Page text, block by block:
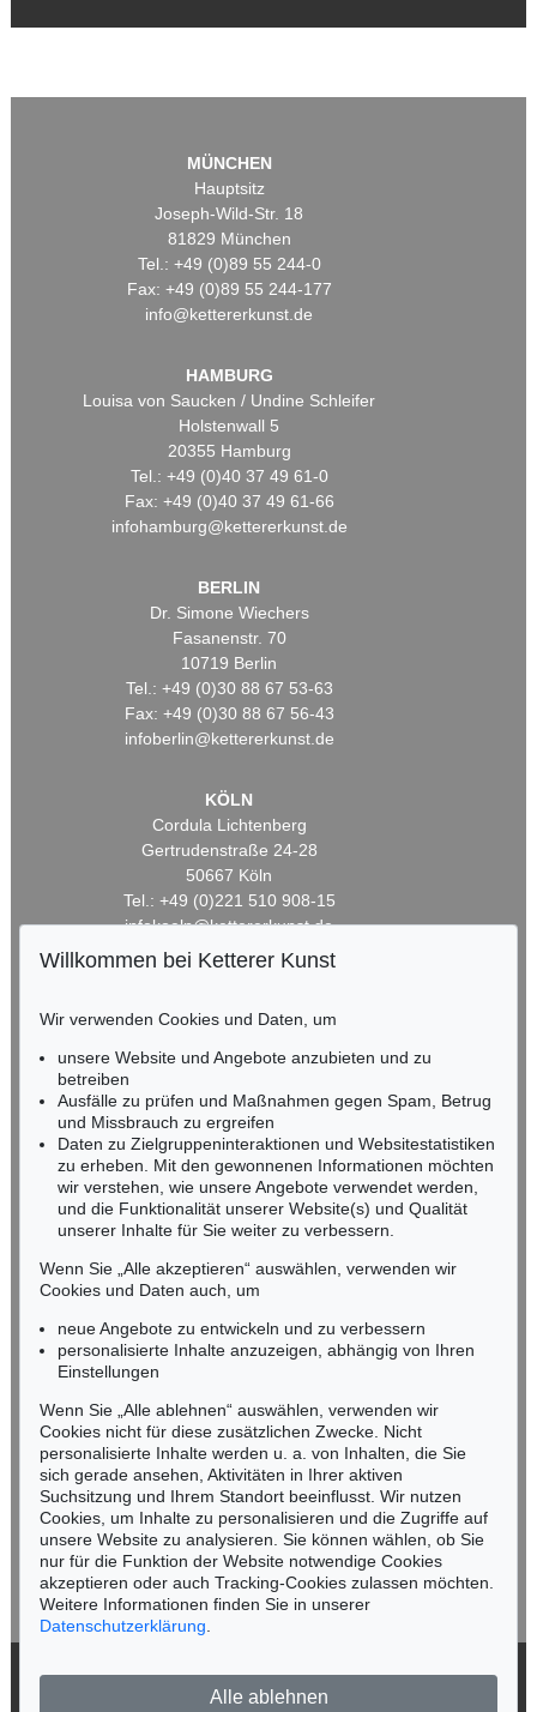
MÜNCHEN
Hauptsitz
Joseph-Wild-Str. 18
81829 München
Tel.: +49 (0)89 55 244-0
Fax: +49 (0)89 55 244-177
info@kettererkunst.de
HAMBURG
Louisa von Saucken / Undine Schleifer
Holstenwall 5
20355 Hamburg
Tel.: +49 (0)40 37 49 61-0
Fax: +49 (0)40 37 49 61-66
infohamburg@kettererkunst.de
BERLIN
Dr. Simone Wiechers
Fasanenstr. 70
10719 Berlin
Tel.: +49 (0)30 88 67 53-63
Fax: +49 (0)30 88 67 56-43
infoberlin@kettererkunst.de
KÖLN
Cordula Lichtenberg
Gertrudenstraße 24-28
50667 Köln
Tel.: +49 (0)221 510 908-15
infokoeln@kettererkunst.de
HESSEN
Miriam Heß
Tel.: +49 (0)62 21 58 80-038
Fax: +49 (0)62 21 58 80-595
infoheidelberg@kettererkunst.de
NORDDEUTSCHLAND
Nico Kassel, M.A.
Mobil: +49 (0)171 8618661
n.kassel@kettererkunst.de
Keine Auktion mehr verpassen!
Wir informieren Sie rechtzeitig.
Jetzt zum Newsletter anmelden >
Willkommen bei Ketterer Kunst
Wir verwenden Cookies und Daten, um
unsere Website und Angebote anzubieten und zu
betreiben
Ausfälle zu prüfen und Maßnahmen gegen Spam, Betrug
und Missbrauch zu ergreifen
Daten zu Zielgruppeninteraktionen und Websitestatistiken
zu erheben. Mit den gewonnenen Informationen möchten
wir verstehen, wie unsere Angebote verwendet werden,
und die Funktionalität unserer Website(s) und Qualität
unserer Inhalte für Sie weiter zu verbessern.
Wenn Sie „Alle akzeptieren“ auswählen, verwenden wir
Cookies und Daten auch, um
neue Angebote zu entwickeln und zu verbessern
personalisierte Inhalte anzuzeigen, abhängig von Ihren
Einstellungen
Wenn Sie „Alle ablehnen“ auswählen, verwenden wir
Cookies nicht für diese zusätzlichen Zwecke. Nicht
personalisierte Inhalte werden u. a. von Inhalten, die Sie
sich gerade ansehen, Aktivitäten in Ihrer aktiven
Suchsitzung und Ihrem Standort beeinflusst. Wir nutzen
Cookies, um Inhalte zu personalisieren und die Zugriffe auf
unsere Website zu analysieren. Sie können wählen, ob Sie
nur für die Funktion der Website notwendige Cookies
akzeptieren oder auch Tracking-Cookies zulassen möchten.
Weitere Informationen finden Sie in unserer
Datenschutzerklärung
Alle ablehnen